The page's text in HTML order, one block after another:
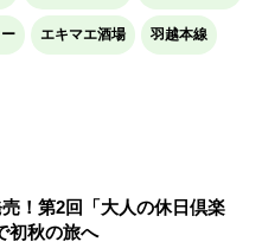
エキマエ酒場 羽越本線
！第2回「大人の休日倶楽
初秋の旅へ